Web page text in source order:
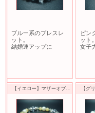
ブルー系のブレスレ
ット。
結婚運アップに
ピン
ット。
女子
【イエロー】マザーオブパール＆レモンクオーツ＆アラゴナイトブレスレット